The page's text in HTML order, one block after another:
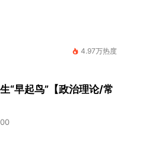
4.97万热度
“早起鸟”【政治理论/常